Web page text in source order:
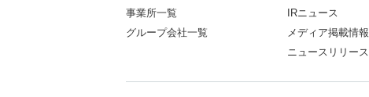
事業所一覧
グループ会社一覧
IRニュース
メディア掲載情報
ニュースリリース